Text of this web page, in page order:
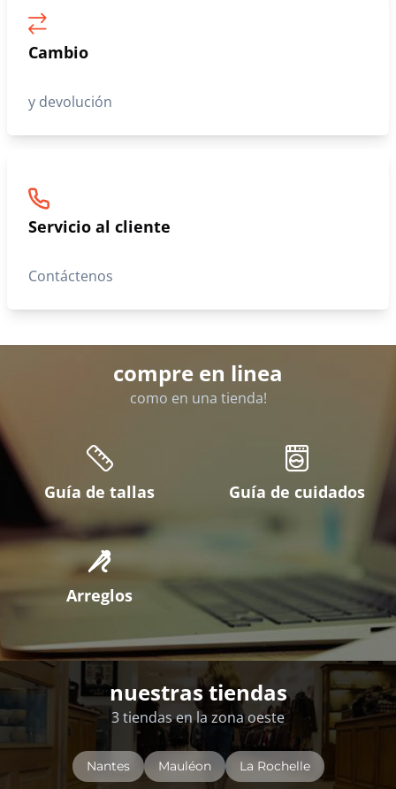
Cambio
y devolución
Servicio al cliente
Contáctenos
compre en linea
como en una tienda!
Guía de tallas Guía de cuidados
Arreglos
nuestras tiendas
3 tiendas en la zona oeste
Nantes Mauléon La Rochelle